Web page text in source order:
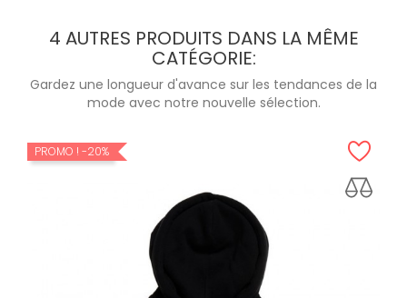
4 AUTRES PRODUITS DANS LA MÊME
CATÉGORIE:
Gardez une longueur d'avance sur les tendances de la
mode avec notre nouvelle sélection.
PROMO ! -20%